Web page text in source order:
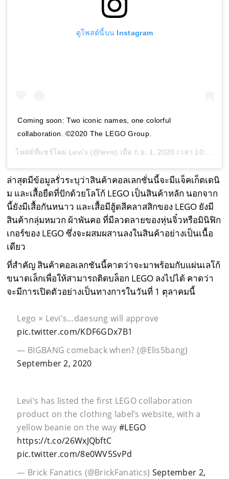
ดูโพสต์นี้บน Instagram
Coming soon: Two iconic names, one colorful
collaboration. ©2020 The LEGO Group.
โพสต์ที่แชร์โดย Levi's (@levis) เมื่อ ก.ย. 1, 2020 เวลา 10:22am PDT
ล่าสุดมีข้อมูลรั่วระบุว่าสินค้าคอลเลกชั่นนี้จะมีแจ็คเก็ตเดนิ
ม และเสื้อยืดที่ปักด้วยโลโก้ LEGO เป็นสินค้าหลัก นอกจาก
นี้ยังมีเสื้อกันหนาว และเสื้อมีฮู้ดสีคลาสสิกของ LEGO ยังมี
สินค้ากลุ่มหมวก ผ้าพันคอ ที่มีลวดลายของหุ่นจิ๋วหรือมินิฟิก
เกอร์ของ LEGO ซึ่งจะผสมผสานลงในสินค้าอย่างเป็นเนื้อ
เดียว
ที่สำคัญ สินค้าคอลเลกชันนี้คาดว่าจะมาพร้อมกับแผ่นเลโก้
ขนาดเล็กเพื่อให้สามารถติดบล็อก LEGO ลงไปได้ คาดว่า
จะมีการเปิดตัวอย่างเป็นทางการในวันที่ 1 ตุลาคมนี้
Lego × Levi's…daesung will approve
pic.twitter.com/KDF6GDx7B1
— BIGBANG comeback when? (@Elis5bang)
September 2, 2020
Levi’s has listed the first LEGO collaboration
product on the clothing label’s website, with a
yellow beanie on the way #LEGO
https://t.co/26WxJQbftC
pic.twitter.com/8e0WV5SvPd
— Brick Fanatics (@BrickFanatics) September 2,